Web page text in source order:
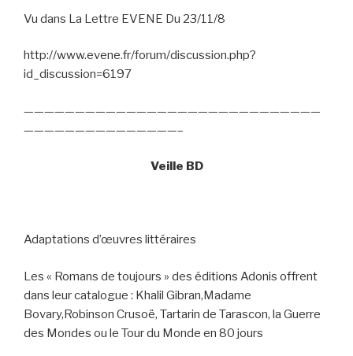
Vu dans La Lettre EVENE Du 23/11/8
http://www.evene.fr/forum/discussion.php?
id_discussion=6197
—————————————————————————————
———————————————–
Veille BD
Adaptations d’œuvres littéraires
Les « Romans de toujours » des éditions Adonis offrent
dans leur catalogue : Khalil Gibran,Madame
Bovary,Robinson Crusoë, Tartarin de Tarascon, la Guerre
des Mondes ou le Tour du Monde en 80 jours